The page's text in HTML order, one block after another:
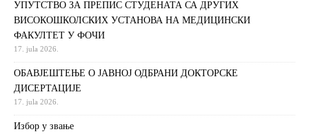
УПУТСТВО ЗА ПРЕПИС СТУДЕНАТА СА ДРУГИХ
ВИСОКОШКОЛСКИХ УСТАНОВА НА МЕДИЦИНСКИ
ФАКУЛТЕТ У ФОЧИ
17. jula 2026.
ОБАВЈЕШТЕЊЕ О ЈАВНОЈ ОДБРАНИ ДОКТОРСКЕ
ДИСЕРТАЦИЈЕ
17. jula 2026.
Избор у звање